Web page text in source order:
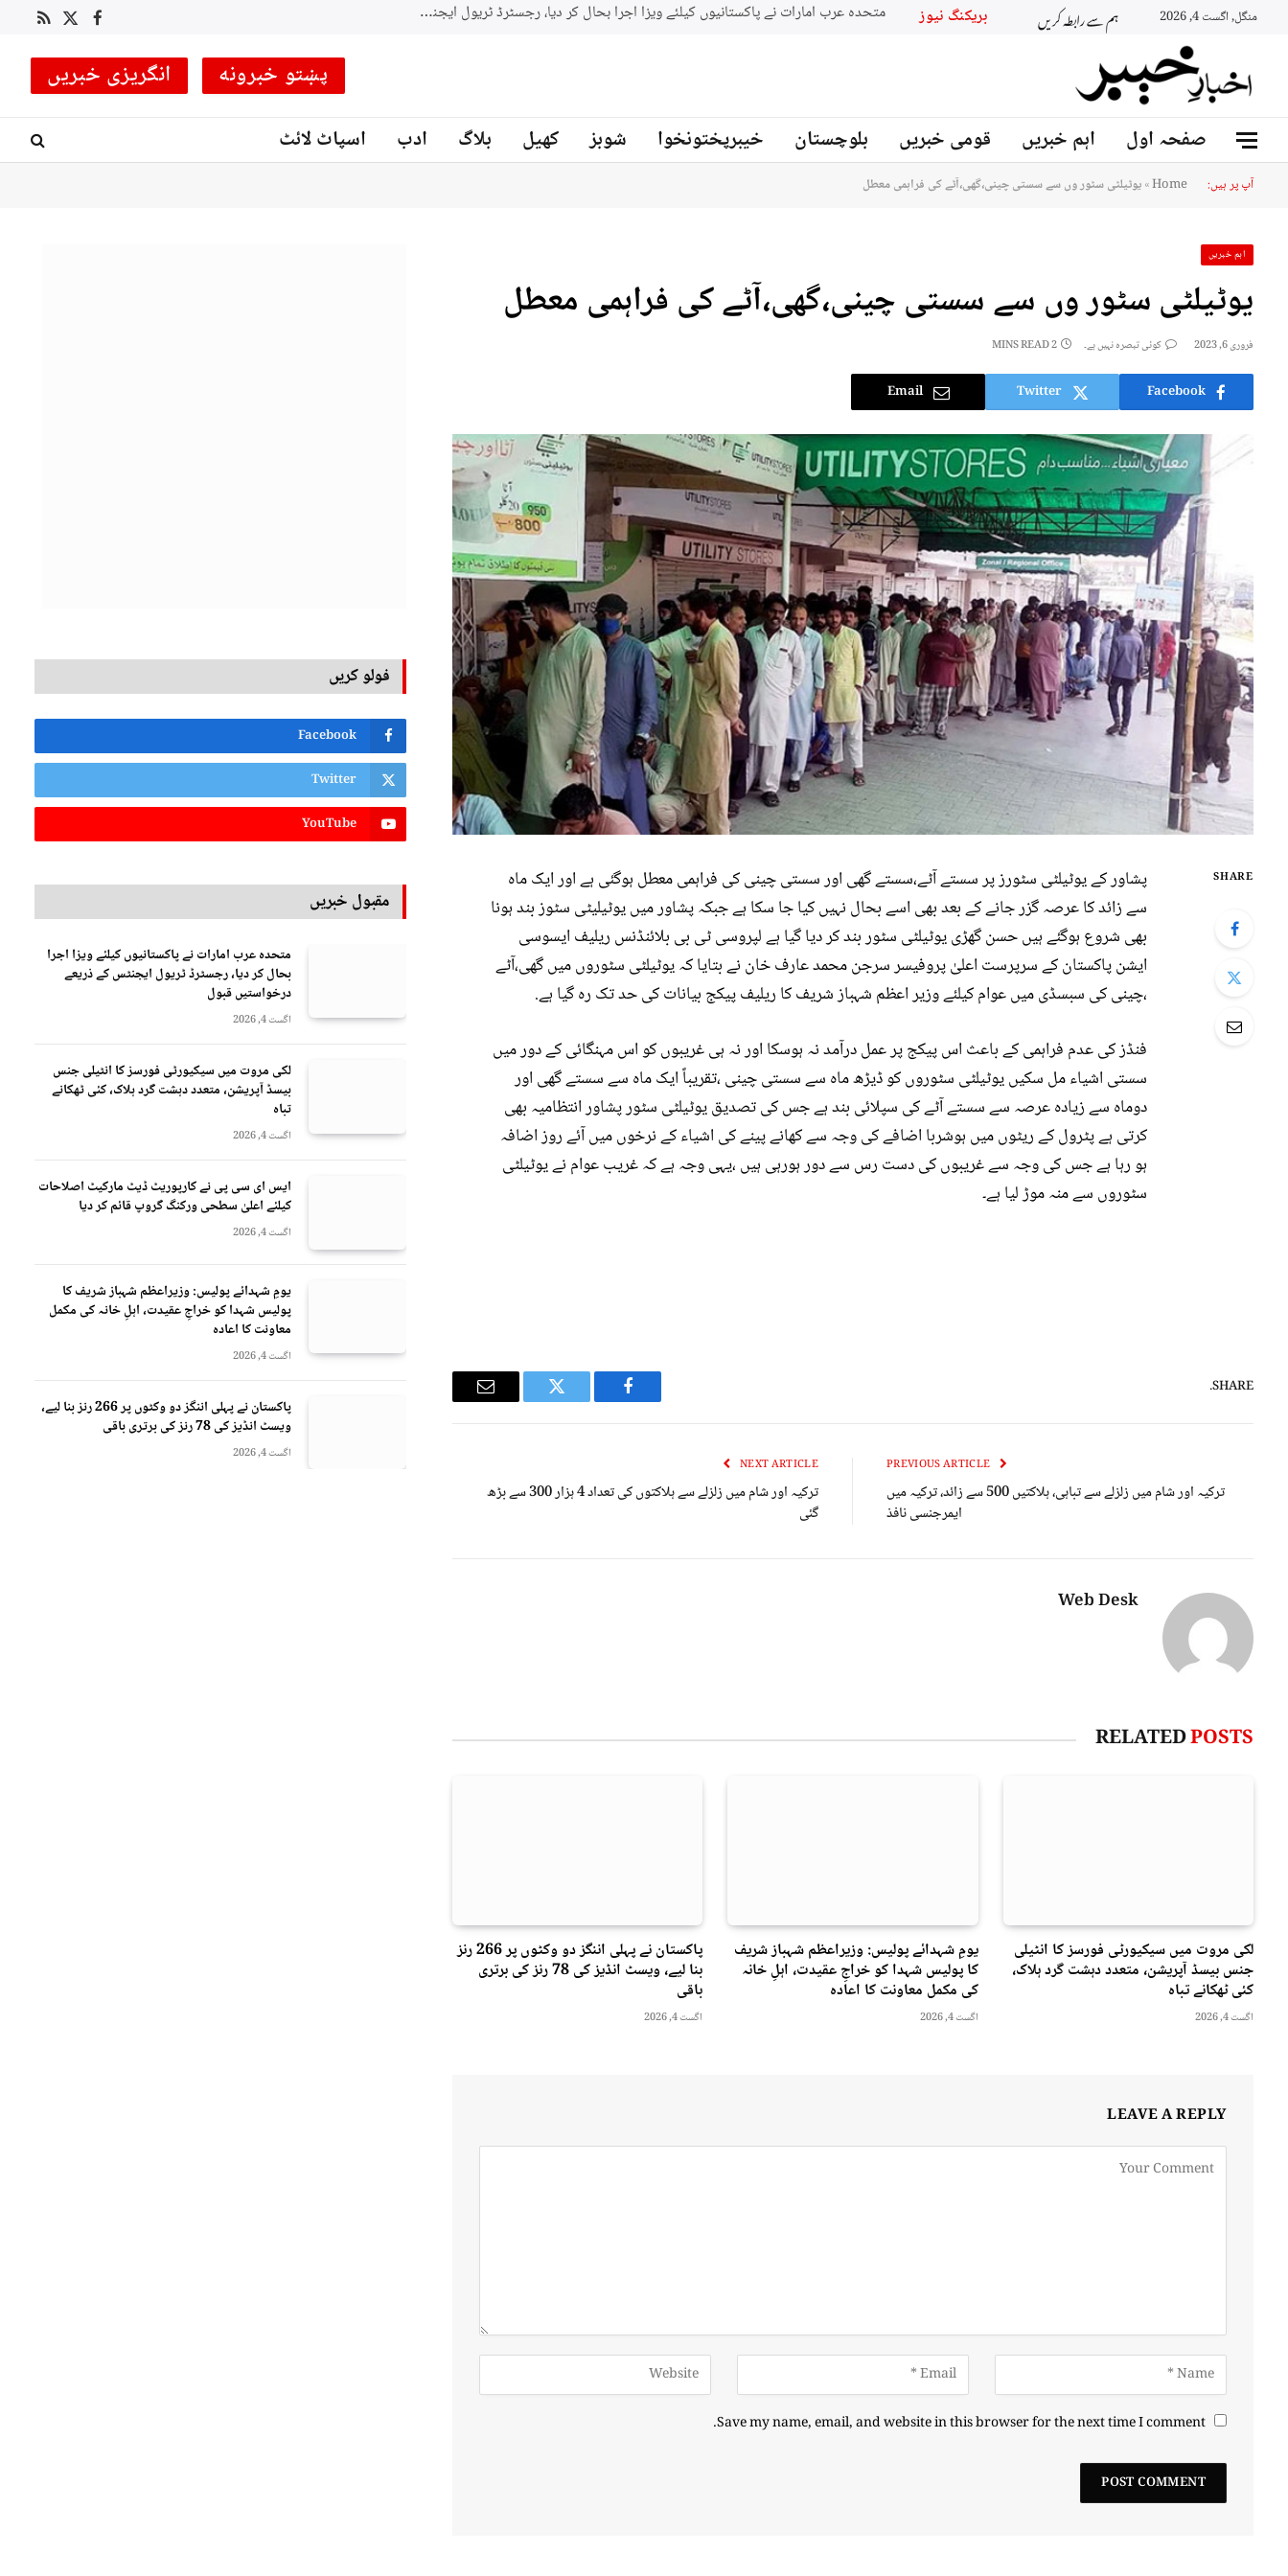
منگل, اگست 4, 2026 ہم سے رابطہ کریں بریکنگ نیوز Facebook
X
RSS
پښتو خبرونه انگریزی خبریں
صفحہ اول اہم خبریں قومی خبریں بلوچستان خیبرپختونخوا شوبز کھیل بلاگ ادب اسپاٹ لائٹ
آپ پر ہیں: Home
»یوٹیلٹی سٹور وں سے سستی چینی،گھی،آٹے کی فراہمی معطل
اہم خبریں
یوٹیلٹی سٹور وں سے سستی چینی،گھی،آٹے کی فراہمی معطل
فروری 6, 2023 کوئی تبصرہ نہیں ہے۔ 2 MINS READ
Facebook
Twitter
Email
SHARE
پشاور کے یوٹیلٹی سٹورز پر سستے آٹے،سستے گھی اور سستی چینی کی فراہمی معطل ہوگئی ہے اور ایک ماہ
سے زائد کا عرصہ گزر جانے کے بعد بھی اسے بحال نہیں کیا جا سکا ہے جبکہ پشاور میں یوٹیلیٹی سٹوز بند ہونا
بھی شروع ہوگئے ہیں حسن گھڑی یوٹیلٹی سٹور بند کر دیا گیا ہے لپروسی ٹی بی بلائنڈنس ریلیف ایسوسی
ایشن پاکستان کے سرپرست اعلیٰ پروفیسر سرجن محمد عارف خان نے بتایا کہ یوٹیلٹی سٹوروں میں گھی،آٹے
،چینی کی سبسڈی میں عوام کیلئے وزیر اعظم شہباز شریف کا ریلیف پیکج بیانات کی حد تک رہ گیا ہے.
فنڈز کی عدم فراہمی کے باعث اس پیکج پر عمل درآمد نہ ہوسکا اور نہ ہی غریبوں کو اس مہنگائی کے دور میں
سستی اشیاء مل سکیں یوٹیلٹی سٹوروں کو ڈیڑھ ماہ سے سستی چینی ،تقریباً ایک ماہ سے سستے گھی اور
دوماہ سے زیادہ عرصہ سے سستے آٹے کی سپلائی بند ہے جس کی تصدیق یوٹیلٹی سٹور پشاور انتظامیہ بھی
کرتی ہے پٹرول کے ریٹوں میں ہوشربا اضافے کی وجہ سے کھانے پینے کی اشیاء کے نرخوں میں آئے روز اضافہ
ہو رہا ہے جس کی وجہ سے غریبوں کی دست رس سے دور ہورہی ہیں ،یہی وجہ ہے کہ غریب عوام نے یوٹیلٹی
سٹوروں سے منہ موڑ لیا ہے۔
SHARE.
Facebook
Twitter
Email
ترکیہ اور شام میں زلزلے سے تباہی، ہلاکتیں 500 سے زائد، ترکیہ میں
ایمرجنسی نافذ
NEXT ARTICLE
ترکیہ اور شام میں زلزلے سے ہلاکتوں کی تعداد 4 ہزار 300 سے بڑھ
گئی
Web Desk
RELATEDPOSTS
لکی مروت میں سیکیورٹی فورسز کا انٹیلی
جنس بیسڈ آپریشن، متعدد دہشت گرد ہلاک،
کئی ٹھکانے تباہ
اگست 4, 2026
یومِ شہدائے پولیس: وزیراعظم شہباز شریف
کا پولیس شہدا کو خراجِ عقیدت، اہلِ خانہ
کی مکمل معاونت کا اعادہ
اگست 4, 2026
پاکستان نے پہلی اننگز دو وکٹوں پر 266 رنز
بنا لیے، ویسٹ انڈیز کی 78 رنز کی برتری
باقی
اگست 4, 2026
LEAVE A REPLY
Save my name, email, and website in this browser for the next time I comment.
فولو کریں
Facebook
Twitter
YouTube
مقبول خبریں
متحدہ عرب امارات نے پاکستانیوں کیلئے ویزا اجرا
بحال کر دیا، رجسٹرڈ ٹریول ایجنٹس کے ذریعے
درخواستیں قبول
اگست 4, 2026
لکی مروت میں سیکیورٹی فورسز کا انٹیلی جنس
بیسڈ آپریشن، متعدد دہشت گرد ہلاک، کئی ٹھکانے
تباہ
اگست 4, 2026
ایس ای سی پی نے کارپوریٹ ڈیٹ مارکیٹ اصلاحات
کیلئے اعلیٰ سطحی ورکنگ گروپ قائم کر دیا
اگست 4, 2026
یومِ شہدائے پولیس: وزیراعظم شہباز شریف کا
پولیس شہدا کو خراجِ عقیدت، اہلِ خانہ کی مکمل
معاونت کا اعادہ
اگست 4, 2026
پاکستان نے پہلی اننگز دو وکٹوں پر 266 رنز بنا لیے،
ویسٹ انڈیز کی 78 رنز کی برتری باقی
اگست 4, 2026